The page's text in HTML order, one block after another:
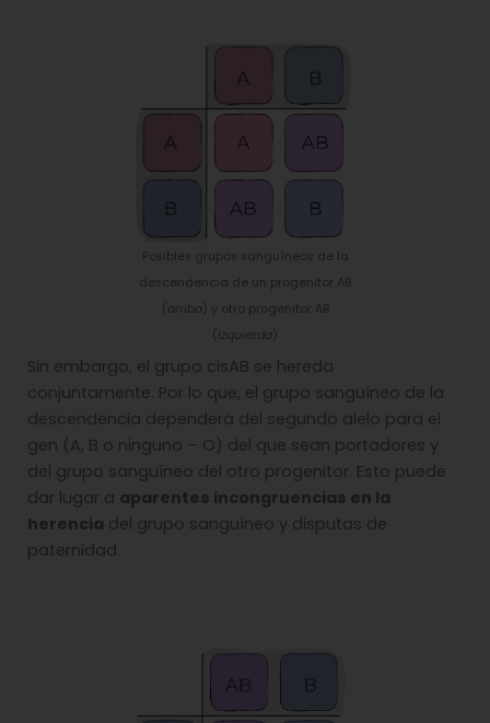
Posibles grupos sanguíneos de la
descendencia de un progenitor AB
( arriba) y otro progenitor AB
( izquierda )
Sin embargo, el grupo cisAB se hereda
conjuntamente. Por lo que, el grupo sanguíneo de la
descendencia dependerá del segundo alelo para el
gen (A, B o ninguno – O) del que sean portadores y
del grupo sanguíneo del otro progenitor. Esto puede
dar lugar a aparentes incongruencias en la
herencia del grupo sanguíneo y disputas de
paternidad.